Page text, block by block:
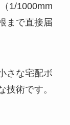
1/1000mm
まで直接届
さな宅配ボ
技術です。